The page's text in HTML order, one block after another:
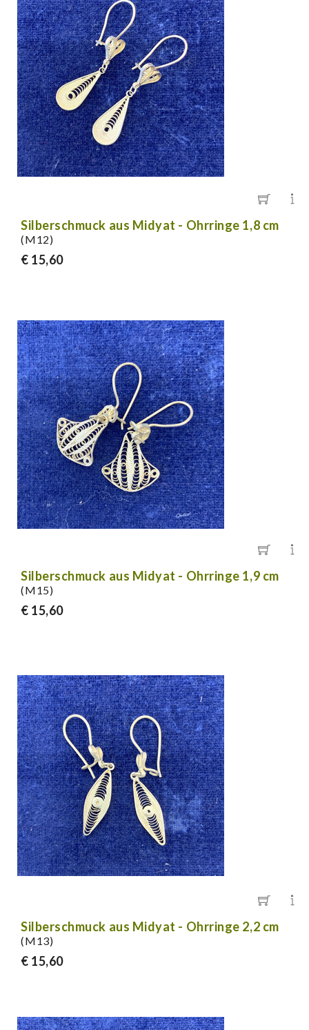
Silberschmuck aus Midyat - Ohrringe 1,8 cm
(M12)
€ 15,60
Silberschmuck aus Midyat - Ohrringe 1,9 cm
(M15)
€ 15,60
Silberschmuck aus Midyat - Ohrringe 2,2 cm
(M13)
€ 15,60